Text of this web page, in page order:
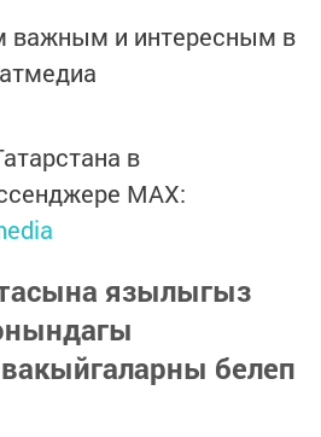
важным и интересным в
в
MАХ:
язылыгыз
белеп